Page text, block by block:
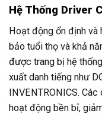
Hệ Thống Driver
Hoạt động ổn định
bảo tuổi thọ và khả
được trang bị hệ
xuất danh tiếng như
INVENTRONICS.
hoạt động bền bỉ,